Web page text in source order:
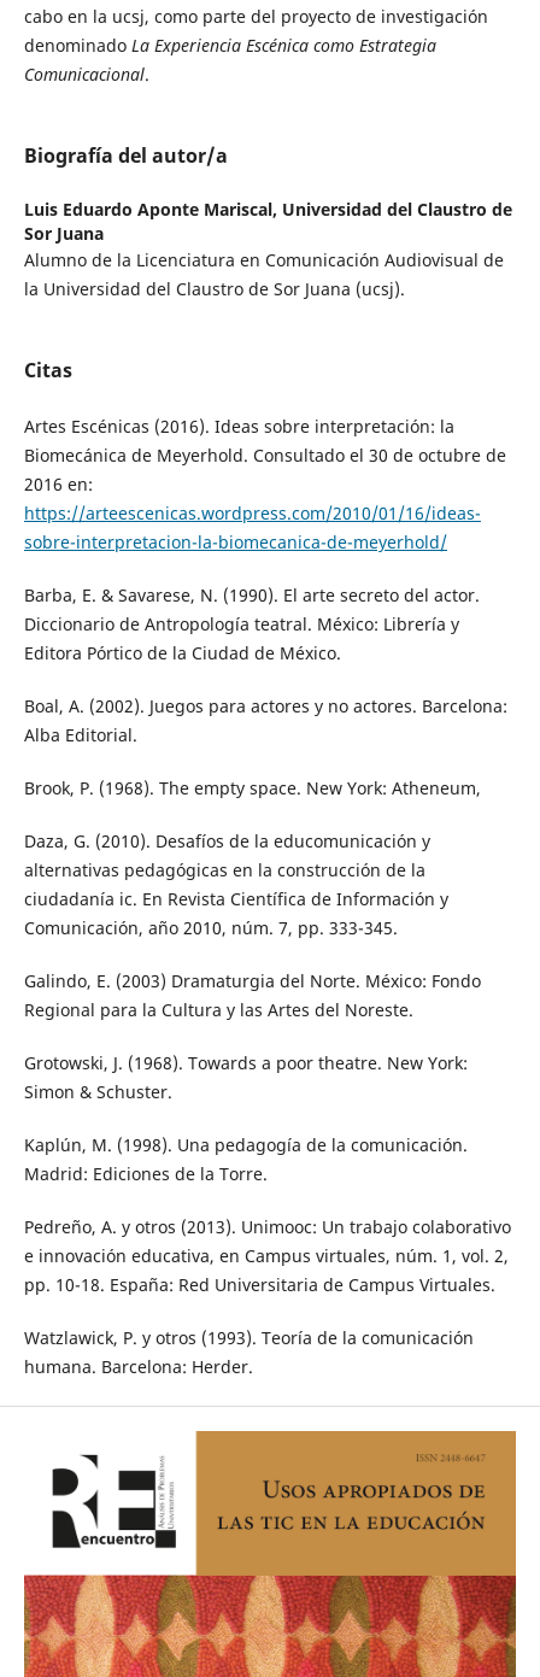
cabo en la ucsj, como parte del proyecto de investigación
denominado La Experiencia Escénica como Estrategia
Comunicacional.
Biografía del autor/a
Luis Eduardo Aponte Mariscal, Universidad del Claustro de
Sor Juana
Alumno de la Licenciatura en Comunicación Audiovisual de
la Universidad del Claustro de Sor Juana (ucsj).
Citas
Artes Escénicas (2016). Ideas sobre interpretación: la
Biomecánica de Meyerhold. Consultado el 30 de octubre de
2016 en:
https://arteescenicas.wordpress.com/2010/01/16/ideas-
sobre-interpretacion-la-biomecanica-de-meyerhold/
Barba, E. & Savarese, N. (1990). El arte secreto del actor.
Diccionario de Antropología teatral. México: Librería y
Editora Pórtico de la Ciudad de México.
Boal, A. (2002). Juegos para actores y no actores. Barcelona:
Alba Editorial.
Brook, P. (1968). The empty space. New York: Atheneum,
Daza, G. (2010). Desafíos de la educomunicación y
alternativas pedagógicas en la construcción de la
ciudadanía ic. En Revista Científica de Información y
Comunicación, año 2010, núm. 7, pp. 333-345.
Galindo, E. (2003) Dramaturgia del Norte. México: Fondo
Regional para la Cultura y las Artes del Noreste.
Grotowski, J. (1968). Towards a poor theatre. New York:
Simon & Schuster.
Kaplún, M. (1998). Una pedagogía de la comunicación.
Madrid: Ediciones de la Torre.
Pedreño, A. y otros (2013). Unimooc: Un trabajo colaborativo
e innovación educativa, en Campus virtuales, núm. 1, vol. 2,
pp. 10-18. España: Red Universitaria de Campus Virtuales.
Watzlawick, P. y otros (1993). Teoría de la comunicación
humana. Barcelona: Herder.